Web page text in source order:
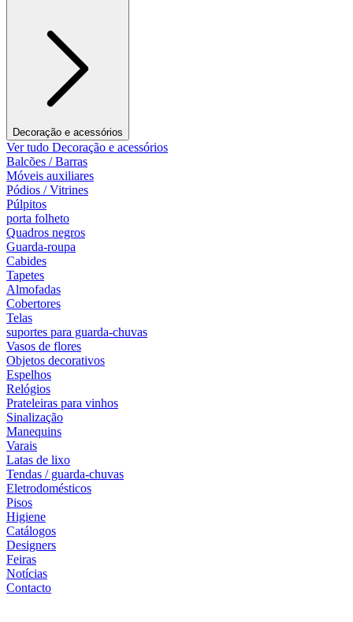
Decoração e acessórios
Ver tudo Decoração e acessórios
Balcões / Barras
Móveis auxiliares
Pódios / Vitrines
Púlpitos
porta folheto
Quadros negros
Guarda-roupa
Cabides
Tapetes
Almofadas
Cobertores
Telas
suportes para guarda-chuvas
Vasos de flores
Objetos decorativos
Espelhos
Relógios
Prateleiras para vinhos
Sinalização
Manequins
Varais
Latas de lixo
Tendas / guarda-chuvas
Eletrodomésticos
Pisos
Higiene
Catálogos
Designers
Feiras
Notícias
Contacto